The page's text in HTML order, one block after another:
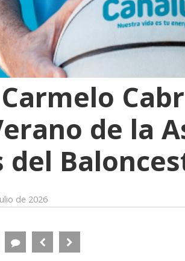
de la
de 2026